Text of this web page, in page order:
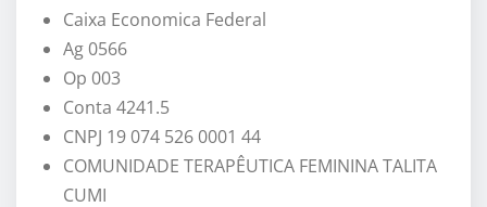
Caixa Economica Federal
Ag 0566
Op 003
Conta 4241.5
CNPJ 19 074 526 0001 44
COMUNIDADE TERAPÊUTICA FEMININA TALITA
CUMI